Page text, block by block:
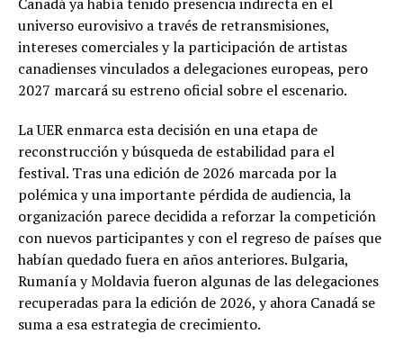
universo eurovisivo a través de retransmisiones,
intereses comerciales y la participación de artistas
canadienses vinculados a delegaciones europeas, pero
2027 marcará su estreno oficial sobre el escenario.
La UER enmarca esta decisión en una etapa de
reconstrucción y búsqueda de estabilidad para el
festival. Tras una edición de 2026 marcada por la
polémica y una importante pérdida de audiencia, la
organización parece decidida a reforzar la competición
con nuevos participantes y con el regreso de países que
habían quedado fuera en años anteriores. Bulgaria,
Rumanía y Moldavia fueron algunas de las delegaciones
recuperadas para la edición de 2026, y ahora Canadá se
suma a esa estrategia de crecimiento.